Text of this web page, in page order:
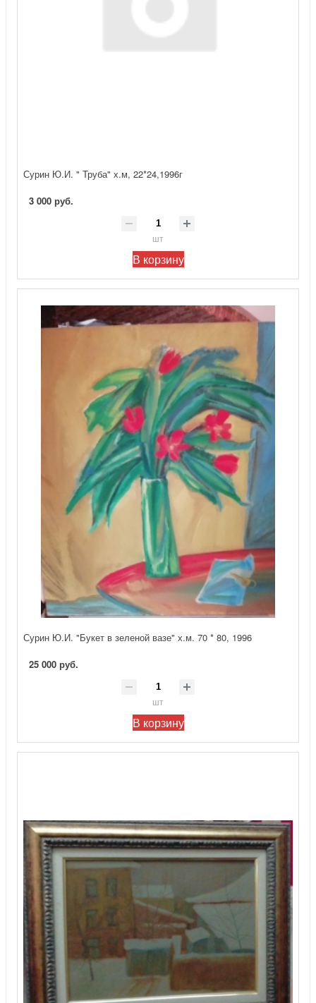
Сурин Ю.И. " Труба" х.м, 22*24,1996г
3 000 руб.
шт
В корзину
Сурин Ю.И. "Букет в зеленой вазе" х.м. 70 * 80, 1996
25 000 руб.
шт
В корзину